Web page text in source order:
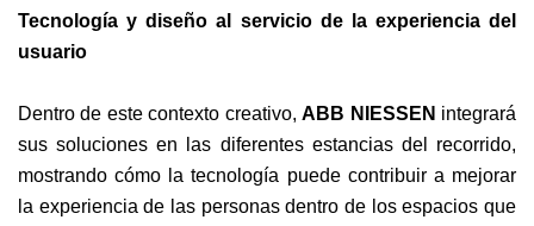
Tecnología y diseño al servicio de la experiencia del
usuario
Dentro de este contexto creativo,ABB NIESSEN integrará
sus soluciones en las diferentes estancias del recorrido,
mostrando cómo la tecnología puede contribuir a mejorar
la experiencia de las personas dentro de los espacios que